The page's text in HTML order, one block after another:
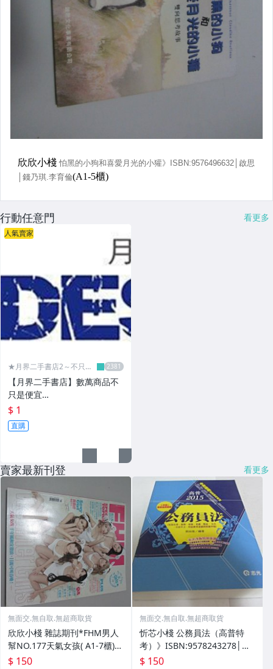
行動任意門 看更多
人氣賣家
★月界二手書店2～不只是
【月界二手書店】數萬商品不
只是便宜…
$ 1
直購
賣家最新刊登 看更多
無面交.無自取.無超商取貨
欣欣小棧 雜誌期刊*FHM男人
幫NO.177天氣女孩( A1-7櫃)*
2
$ 150
無面交.無自取.無超商取貨
忻芯小棧 公務員法（高普特
考）》ISBN:9578243278│志
光│郭如意(甲5綑)
$ 150